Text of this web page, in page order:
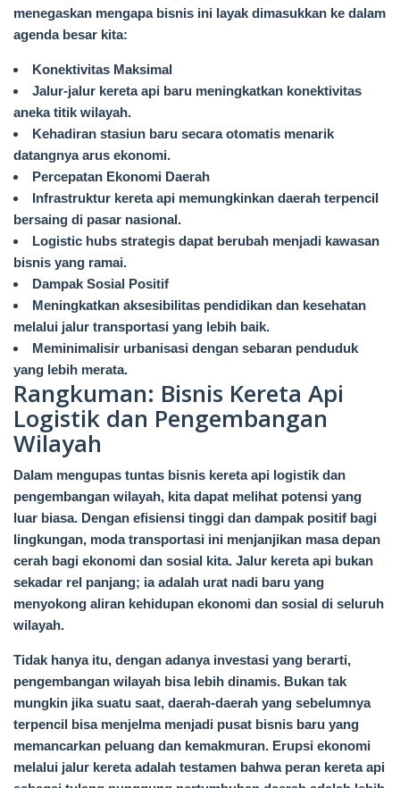
menegaskan mengapa bisnis ini layak dimasukkan ke dalam
agenda besar kita:
Konektivitas Maksimal
Jalur-jalur kereta api baru meningkatkan konektivitas
aneka titik wilayah.
Kehadiran stasiun baru secara otomatis menarik
datangnya arus ekonomi.
Percepatan Ekonomi Daerah
Infrastruktur kereta api memungkinkan daerah terpencil
bersaing di pasar nasional.
Logistic hubs strategis dapat berubah menjadi kawasan
bisnis yang ramai.
Dampak Sosial Positif
Meningkatkan aksesibilitas pendidikan dan kesehatan
melalui jalur transportasi yang lebih baik.
Meminimalisir urbanisasi dengan sebaran penduduk
yang lebih merata.
Rangkuman: Bisnis Kereta Api
Logistik dan Pengembangan
Wilayah
Dalam mengupas tuntas bisnis kereta api logistik dan
pengembangan wilayah, kita dapat melihat potensi yang
luar biasa. Dengan efisiensi tinggi dan dampak positif bagi
lingkungan, moda transportasi ini menjanjikan masa depan
cerah bagi ekonomi dan sosial kita. Jalur kereta api bukan
sekadar rel panjang; ia adalah urat nadi baru yang
menyokong aliran kehidupan ekonomi dan sosial di seluruh
wilayah.
Tidak hanya itu, dengan adanya investasi yang berarti,
pengembangan wilayah bisa lebih dinamis. Bukan tak
mungkin jika suatu saat, daerah-daerah yang sebelumnya
terpencil bisa menjelma menjadi pusat bisnis baru yang
memancarkan peluang dan kemakmuran. Erupsi ekonomi
melalui jalur kereta adalah testamen bahwa peran kereta api